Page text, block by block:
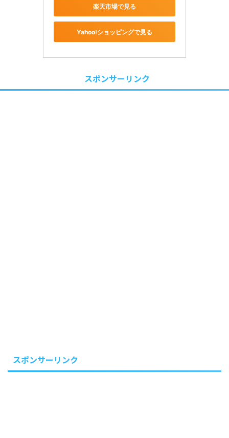
楽天市場で見る
Yahoo!ショッピングで見る
スポンサーリンク
スポンサーリンク